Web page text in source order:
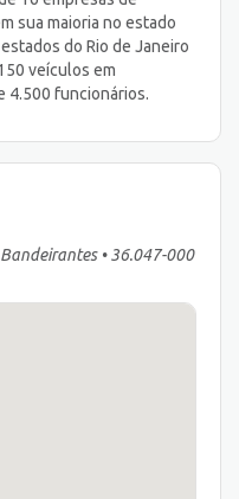
sua maioria no estado
do Rio de Janeiro
veículos em
4.500 funcionários.
• 36.047-000